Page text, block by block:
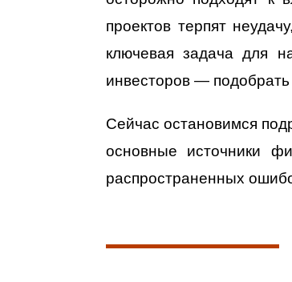
проектов терпят
ключевая задача для
инвесторов — подобрать
Сейчас остановимся
основные источники
распространенных